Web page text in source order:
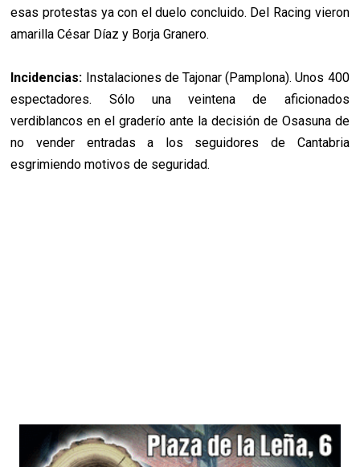
esas protestas ya con el duelo concluido. Del Racing vieron
amarilla César Díaz y Borja Granero.
Incidencias: Instalaciones de Tajonar (Pamplona). Unos 400
espectadores. Sólo una veintena de aficionados
verdiblancos en el graderío ante la decisión de Osasuna de
no vender entradas a los seguidores de Cantabria
esgrimiendo motivos de seguridad.